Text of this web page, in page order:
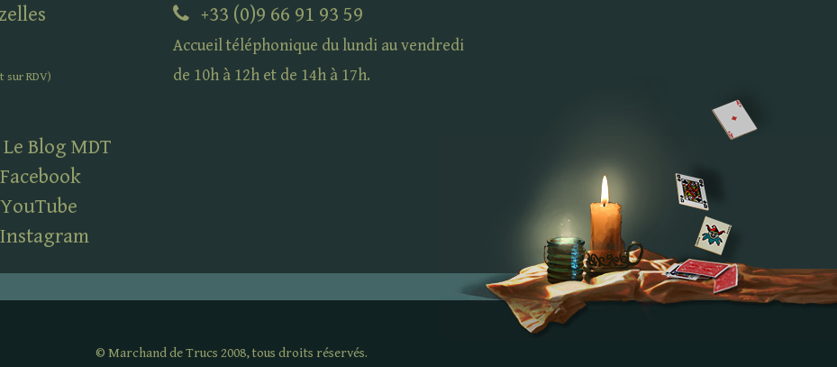
surRDV)
+33 (0)9 66 91 93 59
Accueil téléphonique du lundi au vendredi
de 10h à 12h et de 14h à 17h.
Le Blog MDT
Facebook
YouTube
Instagram
© Marchand de Trucs 2008, tous droits réservés.